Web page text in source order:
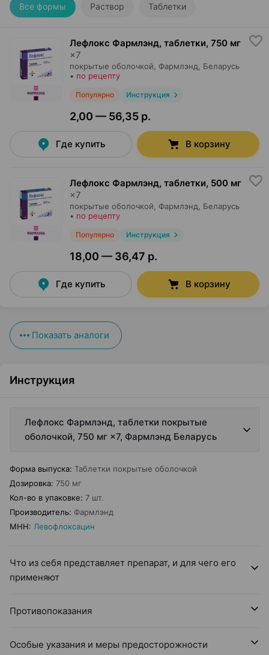
Все формы Раствор Таблетки
Лефлокс Фармлэнд, таблетки, 750 мг
×7
покрытые оболочкой, Фармлэнд , Беларусь
• по рецепту
Популярно Инструкция
2,00 — 56,35 р.
Где купить В корзину
Лефлокс Фармлэнд, таблетки, 500 мг
×7
покрытые оболочкой, Фармлэнд , Беларусь
• по рецепту
Популярно Инструкция
18,00 — 36,47 р.
Где купить В корзину
Показать аналоги
Инструкция
Лефлокс Фармлэнд, таблетки покрытые
оболочкой, 750 мг ×7, Фармлэнд Беларусь
Форма выпуска: Таблетки покрытые оболочкой
Дозировка: 750 мг
Кол-во в упаковке: 7 шт.
Производитель: Фармлэнд
МНН: Левофлоксацин
Что из себя представляет препарат, и для чего его
применяют
Противопоказания
Особые указания и меры предосторожности